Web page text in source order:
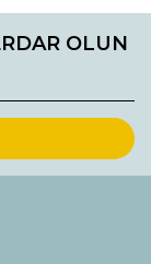
formunu
OLUN